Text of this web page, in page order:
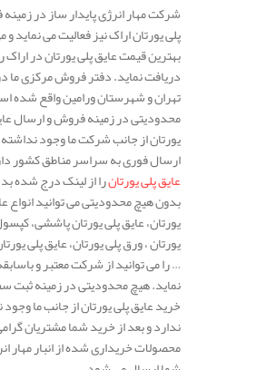
شرکت مهار انرژی پایدار ساز در
پلی یورتان اراک نیز فعالیت می نماید و
بهترین قیمت عایق پلی یورتان در اراک
دریافت نماید. دفتر فروش مرکزی ما
تهران و شهرستان ورامین واقع شده
محدودیتی در زمینه فروش و ارسال
یورتان از جانب شرکت ما وجود
ارسال فوری به سراسر مناطق کشور
عایق پلی یورتانرا از لینک درج شده
بدون هیچ محدودیتی می توانید انواع
یورتان، عایق پلی یورتان پاششی،
یورتان ، ورق پلی یورتان، عایق پلی
… را می توانید از شرکت معتبر و
نماید. هیچ محدودیتی در زمینه ثبت
خرید عایق پلی یورتان از جانب ما
ندارد و بعد از خرید شما مشتریان
محصولات خریداری شده از انبار مهار